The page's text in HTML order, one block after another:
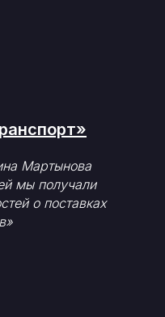
Мартынова
мы получали
о поставках